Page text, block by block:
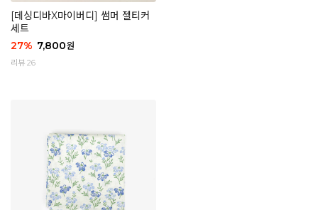
[데싱디바X마이버디] 썸머 젤티커
세트
27% 7,800원
리뷰 26